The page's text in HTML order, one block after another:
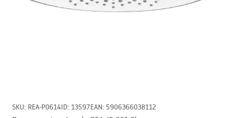
SKU: REA-P0614ID: 13597EAN: 5906366038112